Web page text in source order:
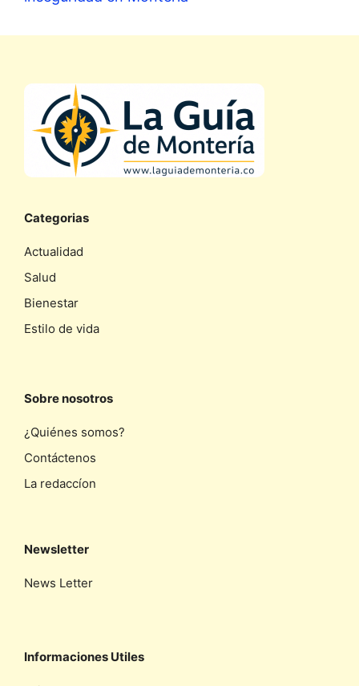
Categorias
Actualidad
Salud
Bienestar
Estilo de vida
Sobre nosotros
¿Quiénes somos?
Contáctenos
La redaccíon
Newsletter
News Letter
Informaciones Utiles